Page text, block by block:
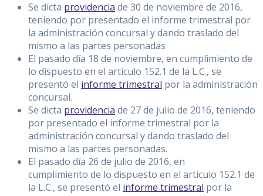
Se dicta providencia de 30 de noviembre de 2016,
teniendo por presentado el informe trimestral por
la administración concursal y dando traslado del
mismo a las partes personadas
El pasado día 18 de noviembre, en cumplimiento de
lo dispuesto en el artículo 152.1 de la L.C., se
presentó el informe trimestral por la administración
concursal.
Se dicta providencia de 27 de julio de 2016, teniendo
por presentado el informe trimestral por la
administración concursal y dando traslado del
mismo a las partes personadas.
El pasado día 26 de julio de 2016, en
cumplimiento de lo dispuesto en el artículo 152.1 de
la L.C., se presentó el informe trimestral por la